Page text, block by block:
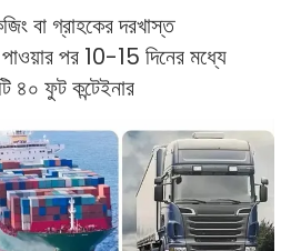
বা গ্রাহকের দরখাস্ত
পর 10-15 দিনের মধ্যে
৪০ ফুট কন্টেইনার